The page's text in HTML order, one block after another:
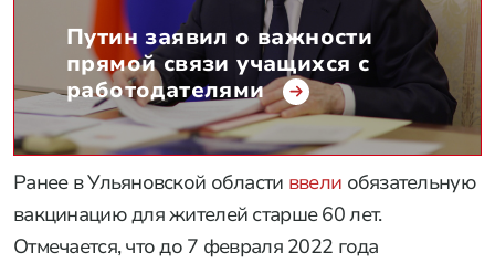
Путин заявил о важности
прямой связи учащихся с
работодателями
Ранее в Ульяновской области ввели обязательную
вакцинацию для жителей старше 60 лет.
Отмечается, что до 7 февраля 2022 года